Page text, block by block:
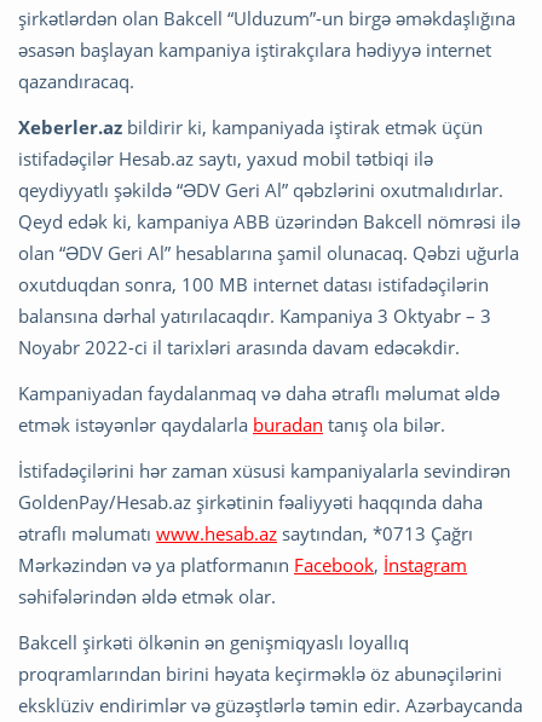
şirkətlərdən olan Bakcell “Ulduzum”-un birgə əməkdaşlığına
əsasən başlayan kampaniya iştirakçılara hədiyyə internet
qazandıracaq.
Xeberler.az bildirir ki, kampaniyada iştirak etmək üçün
istifadəçilər Hesab.az saytı, yaxud mobil tətbiqi ilə
qeydiyyatlı şəkildə “ƏDV Geri Al” qəbzlərini oxutmalıdırlar.
Qeyd edək ki, kampaniya ABB üzərindən Bakcell nömrəsi ilə
olan “ƏDV Geri Al” hesablarına şamil olunacaq. Qəbzi uğurla
oxutduqdan sonra, 100 MB internet datası istifadəçilərin
balansına dərhal yatırılacaqdır. Kampaniya 3 Oktyabr – 3
Noyabr 2022-ci il tarixləri arasında davam edəcəkdir.
Kampaniyadan faydalanmaq və daha ətraflı məlumat əldə
etmək istəyənlər qaydalarla buradan tanış ola bilər.
İstifadəçilərini hər zaman xüsusi kampaniyalarla sevindirən
GoldenPay/Hesab.az şirkətinin fəaliyyəti haqqında daha
ətraflı məlumatı www.hesab.az saytından, *0713 Çağrı
Mərkəzindən və ya platformanın Facebook, İnstagram
səhifələrindən əldə etmək olar.
Bakcell şirkəti ölkənin ən genişmiqyaslı loyallıq
proqramlarından birini həyata keçirməklə öz abunəçilərini
eksklüziv endirimlər və güzəştlərlə təmin edir. Azərbaycanda